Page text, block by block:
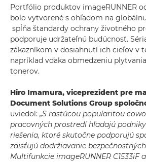
Portfólio produktov imageRUNNER
bolo vytvorené s ohľadom na
spĺňa štandardy ochrany životného
podporuje udržateľnú budúcnosť.
zákazníkom v dosiahnutí ich cieľov v
napríklad vďaka obmedzeniu
tonerov.
Hiro Imamura, viceprezident pre
Document Solutions Group
uviedol: „S rastúcou popularitou
pracovných prostredí hľadajú
riešenia, ktoré skutočne podporujú
zaisťujú dodržiavanie
Multifunkcie imageRUNNER C1533iF